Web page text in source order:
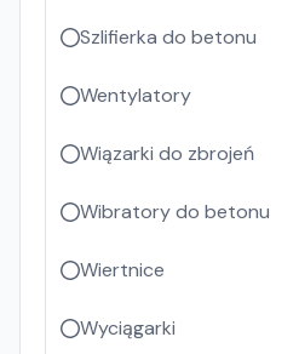
Szlifierka do betonu
Wentylatory
Wiązarki do zbrojeń
Wibratory do betonu
Wiertnice
Wyciągarki